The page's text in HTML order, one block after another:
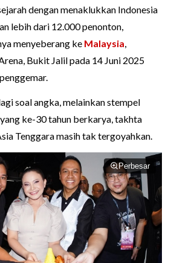
dengan menaklukkan Indonesia
lebih dari 12.000 penonton,
menyeberang ke Malaysia,
Bukit Jalil pada 14 Juni 2025
soal angka, melainkan stempel
ke-30 tahun berkarya, takhta
Tenggara masih tak tergoyahkan.
Perbesar